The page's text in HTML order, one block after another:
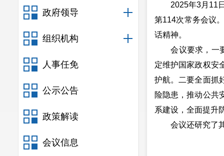
政府领导
组织机构
人事任免
公示公告
政策解读
会议信息
2025年3月11日
第114次常务会议
话精神。
会议要求，一要
定维护国家政权安
护航。二要全面抓
险隐患，推动公共
系建设，全面提升
会议还研究了